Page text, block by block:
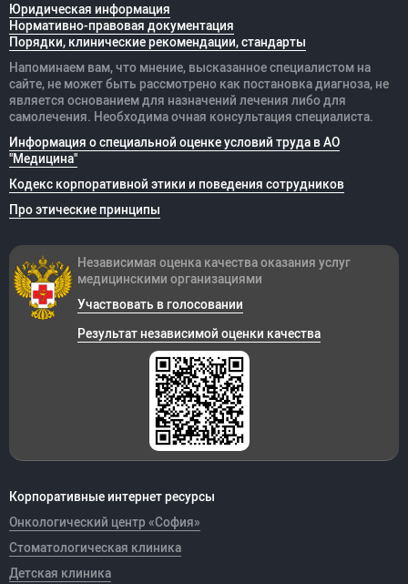
Юридическая информация
Нормативно-правовая документация
Порядки, клинические рекомендации, стандарты
Напоминаем вам, что мнение, высказанное специалистом на
сайте, не может быть рассмотрено как постановка диагноза, не
является основанием для назначений лечения либо для
самолечения. Необходима очная консультация специалиста.
Информация о специальной оценке условий труда в АО
"Медицина"
Кодекс корпоративной этики и поведения сотрудников
Про этические принципы
Корпоративные интернет ресурсы
Онкологический центр «София»
Стоматологическая клиника
Детская клиника
Независимая оценка качества оказания услуг
медицинскими организациями
Участвовать в голосовании
Результат независимой оценки качества